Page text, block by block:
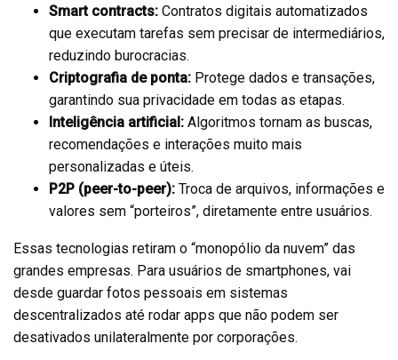
Smart contracts: Contratos digitais automatizados
que executam tarefas sem precisar de intermediários,
reduzindo burocracias.
Criptografia de ponta: Protege dados e transações,
garantindo sua privacidade em todas as etapas.
Inteligência artificial: Algoritmos tornam as buscas,
recomendações e interações muito mais
personalizadas e úteis.
P2P (peer-to-peer): Troca de arquivos, informações e
valores sem “porteiros”, diretamente entre usuários.
Essas tecnologias retiram o “monopólio da nuvem” das
grandes empresas. Para usuários de smartphones, vai
desde guardar fotos pessoais em sistemas
descentralizados até rodar apps que não podem ser
desativados unilateralmente por corporações.